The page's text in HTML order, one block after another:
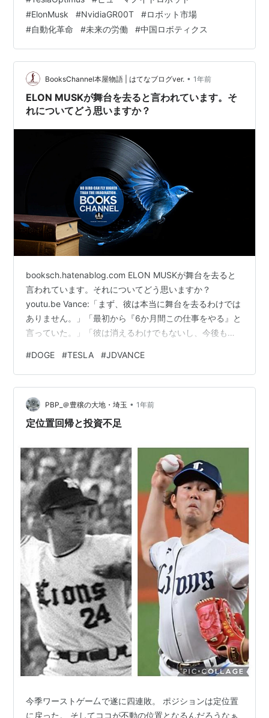
#ElonMusk #NvidiaGR00T #ロボット市場
#自動化革命 #未来の労働 #中国ロボティクス
BooksChannel本屋物語 | はてなブログver. • 1年前
ELON MUSKが舞台を去ると言われています。そ
れについてどう思いますか？
booksch.hatenablog.com ELON MUSKが舞台を去ると
言われています。それについてどう思いますか？
youtu.be Vance:「まず、彼は本当に舞台を去るわけでは
ありません。」「最初から『6か月間この仕事をやる』と
言っていた。」「彼は消えるわけでもないし、今後も定
なるが、（本業があるので）それは当然。」「これまで
の貢献は素晴らしい。今後も成果が出てくるはず。」 つ
まり"まとめる"とこんな感じですね。 状態 内容 完全に去
る？ いいえ。去らない。 今後の関与 定期的に関与は続
く（消えたりしない） 今後の活動拠点 ワシン…
#DOGE #TESLA #JDVANCE
PBP_＠豊穣の大地・埼玉 • 1年前
定位置回帰と投資不足
今季ワーストゲー厶で遂に四連敗。 ポジションは定位置
に戻った。 そしてココが不動の位置となるんだろうなぁ